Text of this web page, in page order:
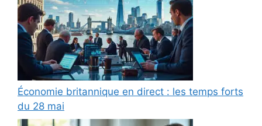
Économie britannique en direct : les temps forts
du 28 mai